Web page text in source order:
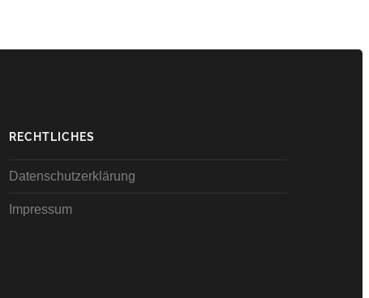
RECHTLICHES
Datenschutzerklärung
Impressum